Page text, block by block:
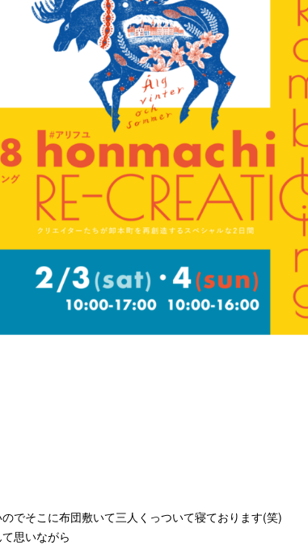
でそこに布団敷いて三人くっついて寝ております(笑)
思いながら